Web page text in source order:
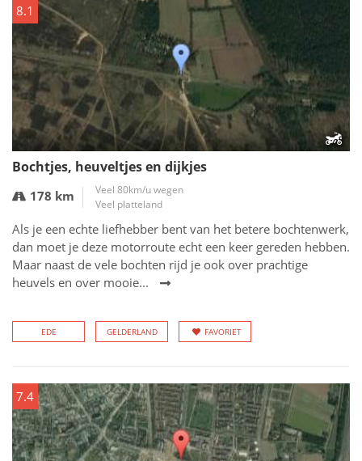
8.1
Bochtjes, heuveltjes en dijkjes
178 km
Veel 80km/u wegen
Veel platteland
Als je een echte liefhebber bent van het betere bochtenwerk,
dan moet je deze motorroute echt een keer gereden hebben.
Maar naast de vele bochten rijd je ook over prachtige
heuvels en over mooie...
EDE GELDERLAND FAVORIET
7.4